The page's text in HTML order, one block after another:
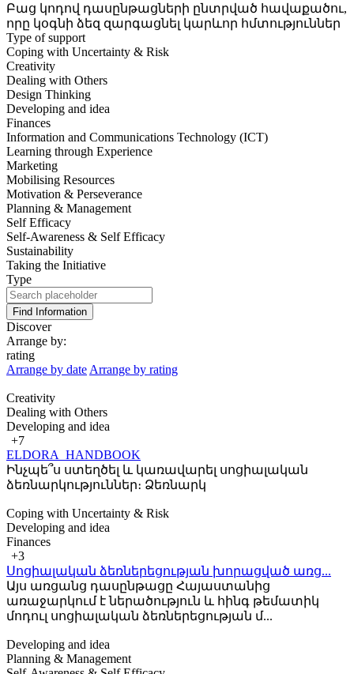
Բաց կոդով դասընթացների ընտրված հավաքածու,
որը կօգնի ձեզ զարգացնել կարևոր հմտություններ
Type of support
Coping with Uncertainty & Risk
Creativity
Dealing with Others
Design Thinking
Developing and idea
Finances
Information and Communications Technology (ICT)
Learning through Experience
Marketing
Mobilising Resources
Motivation & Perseverance
Planning & Management
Self Efficacy
Self-Awareness & Self Efficacy
Sustainability
Taking the Initiative
Type
Find Information
Discover
Arrange by:
rating
Arrange by date Arrange by rating
Creativity
Dealing with Others
Developing and idea
+7
ELDORA_HANDBOOK
Ինչպե՞ս ստեղծել և կառավարել սոցիալական
ձեռնարկություններ։ Ձեռնարկ
Coping with Uncertainty & Risk
Developing and idea
Finances
+3
Սոցիալական ձեռներեցության խորացված առց...
Այս առցանց դասընթացը Հայաստանից
առաջարկում է ներածություն և հինգ թեմատիկ
մոդուլ սոցիալական ձեռներեցության մ...
Developing and idea
Planning & Management